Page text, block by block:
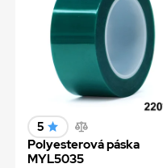
5
Polyesterová páska
MYL5035